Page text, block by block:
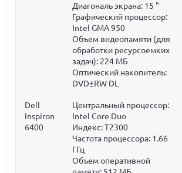
Диагональ экрана: 15 "
Графический процессор:
Intel GMA 950
Объем видеопамяти (для
обработки ресурсоемких
задач): 224 МБ
Оптический накопитель:
DVD±RW DL
Dell
Inspiron
6400
Центральный процессор:
Intel Core Duo
Индекс: T2300
Частота процессора: 1.66
ГГц
Объем оперативной